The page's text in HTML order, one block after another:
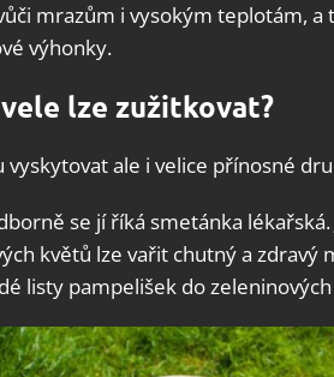
mrazům i vysokým teplotám,
výhonky.
lze zužitkovat?
vyskytovat ale i velice přínosné
se jí říká smetánka
květů lze vařit chutný a zdravý
listy pampelišek do